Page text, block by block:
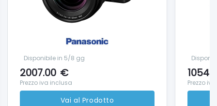
Disponibile in 5/8 gg
2007.00 €
Prezzo iva inclusa
Vai al Prodotto
Prezzo